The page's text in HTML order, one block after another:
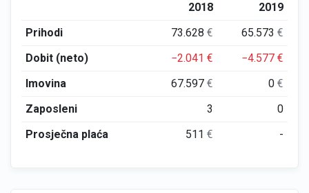
2018
2019
Prihodi
73.628€ 65.573€
Dobit (neto)
−2.041€ −4.577€
Imovina
67.597€ 0€
Zaposleni
3
0
Prosječna plaća
511€ -